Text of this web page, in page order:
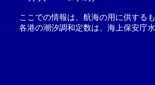
ここでの情報は、航海の用に供する
各港の潮汐調和定数は、海上保安庁